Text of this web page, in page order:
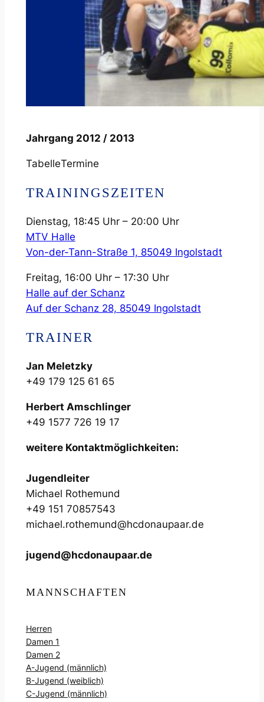
Jahrgang 2012 / 2013
TabelleTermine
TRAININGSZEITEN
Dienstag, 18:45 Uhr – 20:00 Uhr
MTV Halle
Von-der-Tann-Straße 1, 85049 Ingolstadt
Freitag, 16:00 Uhr – 17:30 Uhr
Halle auf der Schanz
Auf der Schanz 28, 85049 Ingolstadt
TRAINER
Jan Meletzky
+49 179 125 61 65
Herbert Amschlinger
+49 1577 726 19 17
weitere Kontaktmöglichkeiten:
Jugendleiter
Michael Rothemund
+49 151 70857543
michael.rothemund@hcdonaupaar.de
jugend@hcdonaupaar.de
MANNSCHAFTEN
Herren
Damen 1
Damen 2
A-Jugend (männlich)
B-Jugend (weiblich)
C-Jugend (männlich)